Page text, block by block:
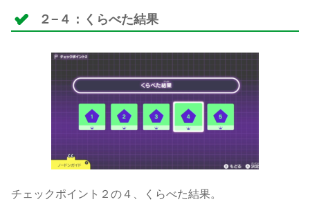
２−４：くらべた結果
チェックポイント２の４、くらべた結果。